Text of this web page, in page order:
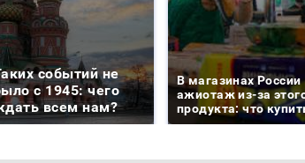
событий не
с 1945: чего
всем нам?
В магазинах России
ажиотаж из-за
продукта: что